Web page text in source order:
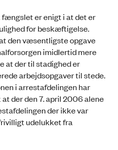
er enigt i at det er
for beskæftigelse.
den væsentligste opgave
imidlertid mere
at der til stadighed er
arbejdsopgaver til stede.
i arrestafdelingen har
der den 7. april 2006 alene
der ikke var
udelukket fra